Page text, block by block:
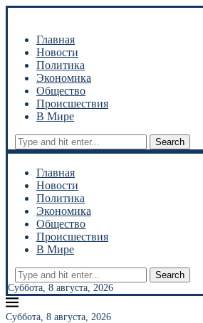
Главная
Новости
Политика
Экономика
Общество
Происшествия
В Мире
Search
Главная
Новости
Политика
Экономика
Общество
Происшествия
В Мире
Search
Суббота, 8 августа, 2026
Суббота, 8 августа, 2026